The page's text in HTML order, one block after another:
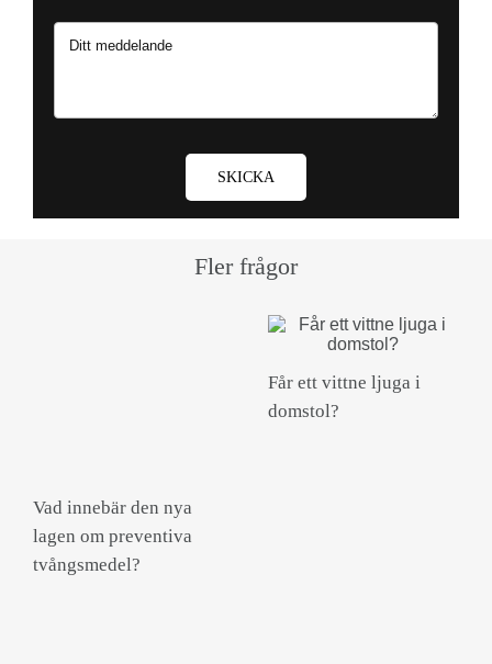
SKICKA
Fler frågor
Vad innebär den nya
lagen om preventiva
tvångsmedel?
Får ett vittne ljuga i
domstol?